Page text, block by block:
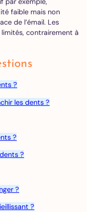
faible mais non
de l’émail. Les
contrairement à
?
les dents ?
?
?
?
?